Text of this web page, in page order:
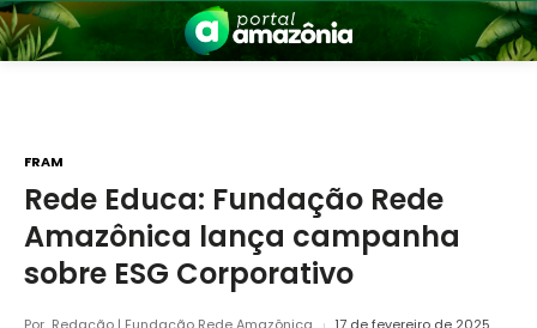
FRAM
Rede Educa: Fundação Rede
Amazônica lança campanha
sobre ESG Corporativo